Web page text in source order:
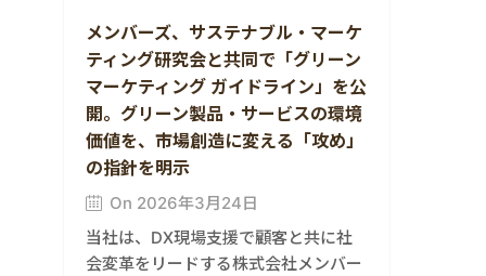
メンバーズ、サステナブル・マーケ
ティング研究会と共同で「グリーン
マーケティング ガイドライン」を公
開。グリーン製品・サービスの環境
価値を、市場創造に変える「攻め」
の指針を明示
On 2026年3月24日
当社は、DX現場支援で顧客と共に社
会変革をリードする株式会社メンバー